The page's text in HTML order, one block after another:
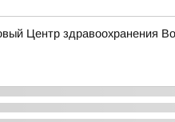
Центр здравоохранения